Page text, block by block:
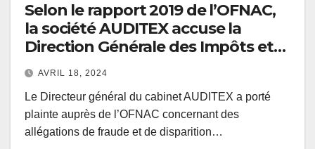
Selon le rapport 2019 de l’OFNAC,
la société AUDITEX accuse la
Direction Générale des Impôts et
Domaines (DGID) ainsi que la
Direction Générale des Entreprises
(DGE) de fraude et de disparition
de documents.
AVRIL 18, 2024
Le Directeur général du cabinet AUDITEX a porté
plainte auprès de l’OFNAC concernant des
allégations de fraude et de disparition…